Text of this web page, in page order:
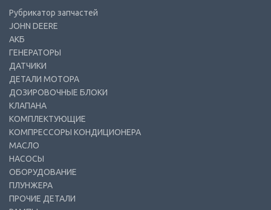
Рубрикатор запчастей
JOHN DEERE
АКБ
ГЕНЕРАТОРЫ
ДАТЧИКИ
ДЕТАЛИ МОТОРА
ДОЗИРОВОЧНЫЕ БЛОКИ
КЛАПАНА
КОМПЛЕКТУЮЩИЕ
КОМПРЕССОРЫ КОНДИЦИОНЕРА
МАСЛО
НАСОСЫ
ОБОРУДОВАНИЕ
ПЛУНЖЕРА
ПРОЧИЕ ДЕТАЛИ